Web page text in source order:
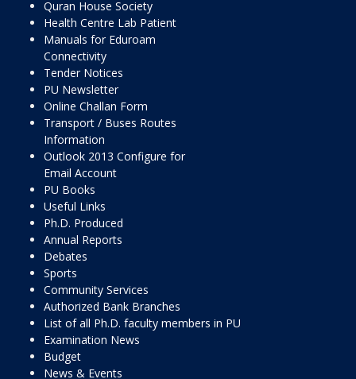
Quran House Society
Health Centre Lab Patient
Manuals for Eduroam
Connectivity
Tender Notices
PU Newsletter
Online Challan Form
Transport / Buses Routes
Information
Outlook 2013 Configure for
Email Account
PU Books
Useful Links
Ph.D. Produced
Annual Reports
Debates
Sports
Community Services
Authorized Bank Branches
List of all Ph.D. faculty members in PU
Examination News
Budget
News & Events